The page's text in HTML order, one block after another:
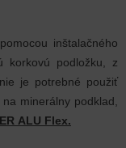
inštalačného
korkovú podložku, z
je potrebné použiť
minerálny podklad,
ALU Flex.